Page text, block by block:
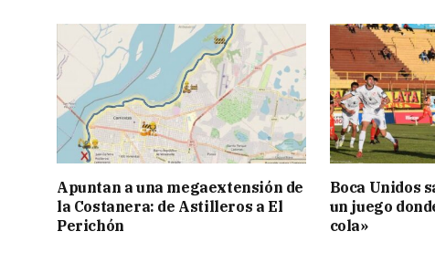
Apuntan a una megaextensión de
la Costanera: de Astilleros a El
Perichón
Boca Unidos
un juego
cola»